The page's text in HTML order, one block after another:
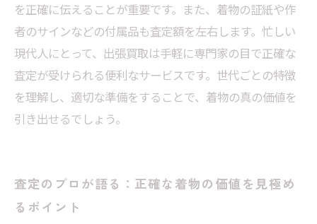
を正確に伝えることが重要です。また、着物の証紙や作
者のサインなどの付属品も査定額を左右します。忙しい
現代人にとって、出張買取は手軽に専門家の目で正確な
査定が受けられる便利なサービスです。世代ごとの特徴
を理解し、適切な準備をすることで、着物の真の価値を
引き出せるでしょう。
査定のプロが語る：正確な着物の価値を見極め
るポイント